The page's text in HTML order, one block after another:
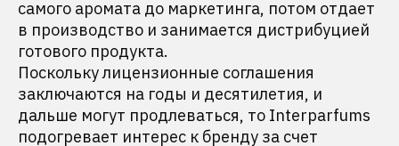
самого аромата до маркетинга, потом отдает
в производство и занимается дистрибуцией
готового продукта.
Поскольку лицензионные соглашения
заключаются на годы и десятилетия, и
дальше могут продлеваться, то Interparfums
подогревает интерес к бренду за счет